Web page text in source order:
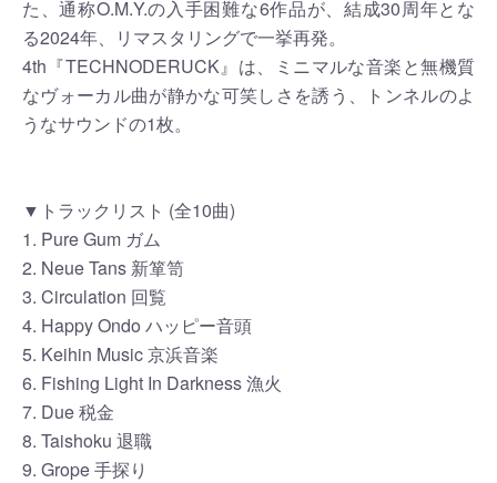
た、通称O.M.Y.の入手困難な6作品が、結成30周年とな
る2024年、リマスタリングで一挙再発。
4th『TECHNODERUCK』は、ミニマルな音楽と無機質
なヴォーカル曲が静かな可笑しさを誘う、トンネルのよ
うなサウンドの1枚。
▼トラックリスト (全10曲)
1. Pure Gum ガム
2. Neue Tans 新箪笥
3. Circulation 回覧
4. Happy Ondo ハッピー音頭
5. Keihin Music 京浜音楽
6. Fishing Light In Darkness 漁火
7. Due 税金
8. Taishoku 退職
9. Grope 手探り